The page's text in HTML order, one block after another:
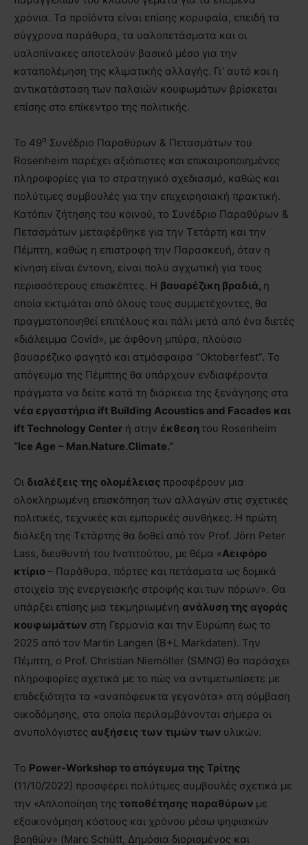
χρόνια. Τα προϊόντα είναι επίσης κορυφαία, επειδή τα
σύγχρονα παράθυρα, τα υαλοπετάσματα και οι
υαλοπίνακες αποτελούν βασικό μέσο για την
καταπολέμηση της κλιματικής αλλαγής. Γι’ αυτό και η
αντικατάσταση των παλαιών κουφωμάτων βρίσκεται
επίσης στο επίκεντρο της πολιτικής.
Το 49ο Συνέδριο Παραθύρων & Πετασμάτων του
Rosenheim παρέχει αξιόπιστες και επικαιροποιημένες
πληροφορίες για το στρατηγικό σχεδιασμό, καθώς και
πολύτιμες συμβουλές για την επιχειρησιακή πρακτική.
Κατόπιν ζήτησης του κοινού, το Συνέδριο Παραθύρων &
Πετασμάτων μεταφέρθηκε για την Τετάρτη και την
Πέμπτη, καθώς η επιστροφή την Παρασκευή, όταν η
κίνηση είναι έντονη, είναι πολύ αγχωτική για τους
περισσότερους επισκέπτες. Η βαυαρέζικη βραδιά, η
οποία εκτιμάται από όλους τους συμμετέχοντες, θα
πραγματοποιηθεί επιτέλους και πάλι μετά από ένα διετές
«διάλειμμα Covid», με άφθονη μπύρα, πλούσιο
βαυαρέζικο φαγητό και ατμόσφαιρα “Oktoberfest”. Το
απόγευμα της Πέμπτης θα υπάρχουν ενδιαφέροντα
πράγματα να δείτε κατά τη διάρκεια της ξενάγησης στα
νέα εργαστήρια ift Building Acoustics and Facades και
ift Technology Center ή στην έκθεσητου Rosenheim
“Ice Age – Man.Nature.Climate.”
Οι διαλέξεις της ολομέλειας προσφέρουν μια
ολοκληρωμένη επισκόπηση των αλλαγών στις σχετικές
πολιτικές, τεχνικές και εμπορικές συνθήκες. Η πρώτη
διάλεξη της Τετάρτης θα δοθεί από τον Prof. Jörn Peter
Lass, διευθυντή του Ινστιτούτου, με θέμα «Αειφόρο
κτίριο– Παράθυρα, πόρτες και πετάσματα ως δομικά
στοιχεία της ενεργειακής στροφής και των πόρων». Θα
υπάρξει επίσης μια τεκμηριωμένη ανάλυση της αγοράς
κουφωμάτων στη Γερμανία και την Ευρώπη έως το
2025 από τον Martin Langen (B+L Markdaten). Την
Πέμπτη, ο Prof. Christian Niemöller (SMNG) θα παράσχει
πληροφορίες σχετικά με το πώς να αντιμετωπίσετε με
επιδεξιότητα τα «αναπόφευκτα γεγονότα» στη σύμβαση
οικοδόμησης, στα οποία περιλαμβάνονται σήμερα οι
ανυπολόγιστες αυξήσεις των τιμών των υλικών.
Το Power-Workshopτο απόγευμα της Τρίτης
(11/10/2022) προσφέρει πολύτιμες συμβουλές σχετικά με
την «Απλοποίηση της τοποθέτησης παραθύρων με
εξοικονόμηση κόστους και χρόνου μέσω ψηφιακών
βοηθών» (Marc Schütt, Δημόσια διορισμένος και